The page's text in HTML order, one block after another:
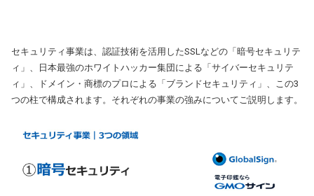
セキュリティ事業は、認証技術を活用したSSLなどの「暗号セキュリテ
ィ」、日本最強のホワイトハッカー集団による「サイバーセキュリテ
ィ」、ドメイン・商標のプロによる「ブランドセキュリティ」、この3
つの柱で構成されます。それぞれの事業の強みについてご説明します。